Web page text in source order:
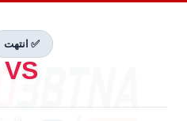
✅ انتهت
VS